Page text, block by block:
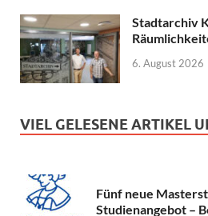
Stadtarchiv
6. August 2026
VIEL GELESENE ARTIKEL
Fünf neue
Studienangebot –